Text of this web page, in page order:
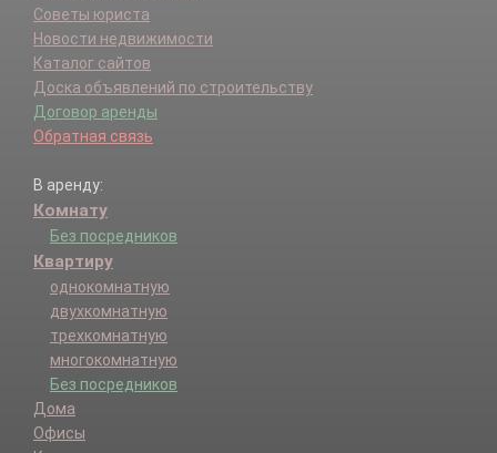
Советы юриста
Новости недвижимости
Каталог сайтов
Доска объявлений по строительству
Договор аренды
Обратная связь
В аренду:
Комнату
Без посредников
Квартиру
однокомнатную
двухкомнатную
трехкомнатную
многокомнатную
Без посредников
Дома
Офисы